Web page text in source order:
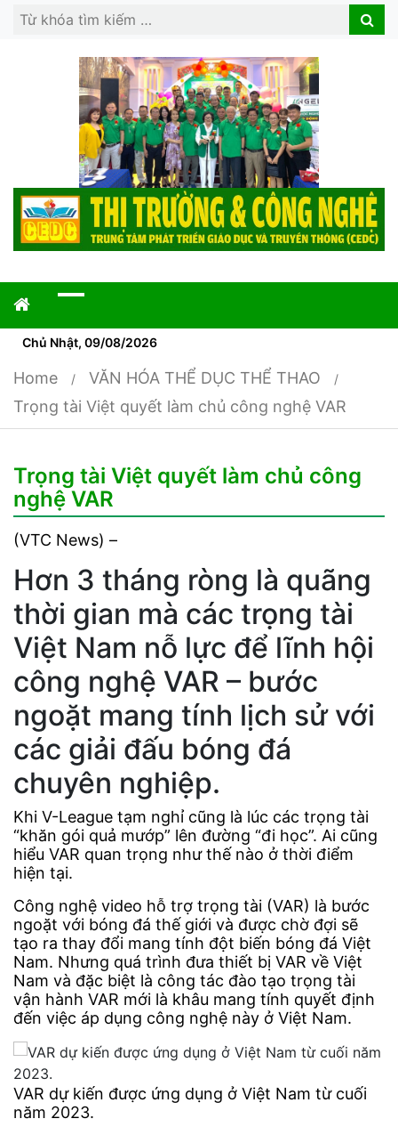
Search
Search
Chủ Nhật, 09/08/2026
Home
VĂN HÓA THỂ DỤC THỂ THAO
Trọng tài Việt quyết làm chủ công nghệ VAR
Trọng tài Việt quyết làm chủ công
nghệ VAR
(VTC News) –
Hơn 3 tháng ròng là quãng
thời gian mà các trọng tài
Việt Nam nỗ lực để lĩnh hội
công nghệ VAR – bước
ngoặt mang tính lịch sử với
các giải đấu bóng đá
chuyên nghiệp.
Khi V-League tạm nghỉ cũng là lúc các trọng tài
“khăn gói quả mướp” lên đường “đi học”. Ai cũng
hiểu VAR quan trọng như thế nào ở thời điểm
hiện tại.
Công nghệ video hỗ trợ trọng tài (VAR) là bước
ngoặt với bóng đá thế giới và được chờ đợi sẽ
tạo ra thay đổi mang tính đột biến bóng đá Việt
Nam. Nhưng quá trình đưa thiết bị VAR về Việt
Nam và đặc biệt là công tác đào tạo trọng tài
vận hành VAR mới là khâu mang tính quyết định
đến việc áp dụng công nghệ này ở Việt Nam.
VAR dự kiến được ứng dụng ở Việt Nam từ cuối
năm 2023.